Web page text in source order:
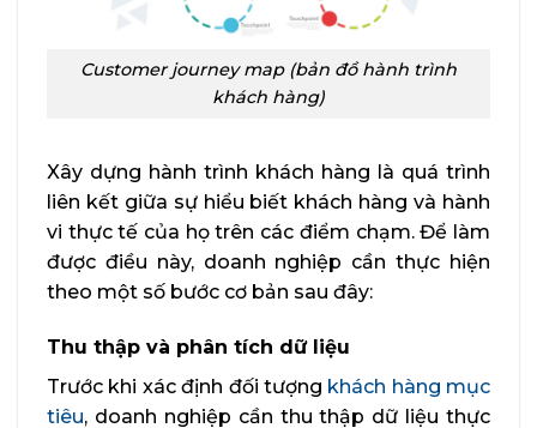
Customer journey map (bản đồ hành trình
khách hàng)
Xây dựng hành trình khách hàng là quá trình
liên kết giữa sự hiểu biết khách hàng và hành
vi thực tế của họ trên các điểm chạm. Để làm
được điều này, doanh nghiệp cần thực hiện
theo một số bước cơ bản sau đây:
Thu thập và phân tích dữ liệu
Trước khi xác định đối tượng khách hàng mục
tiêu, doanh nghiệp cần thu thập dữ liệu thực